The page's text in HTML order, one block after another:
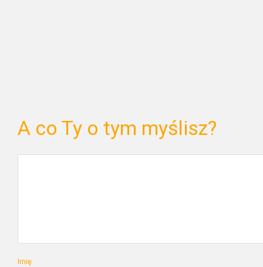
A co Ty o tym myślisz?
Imię